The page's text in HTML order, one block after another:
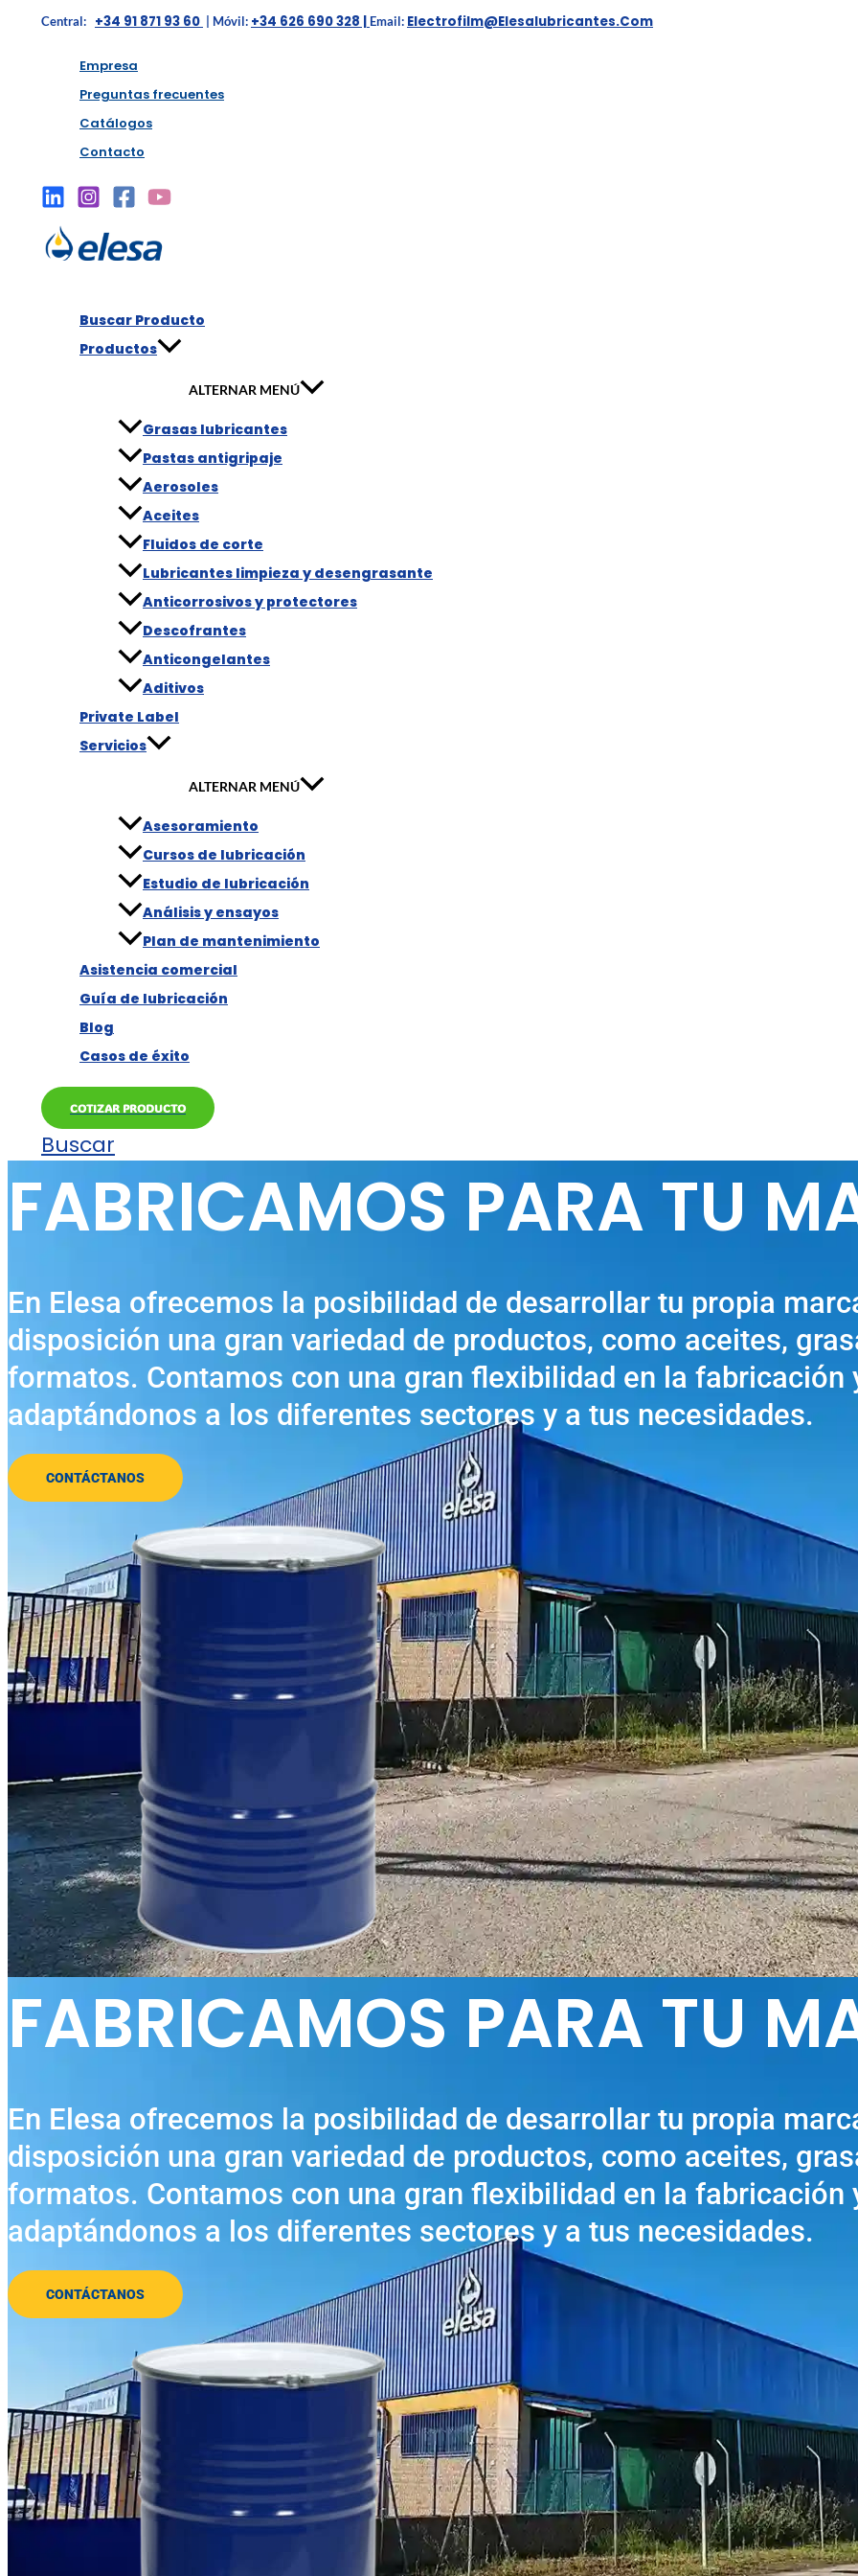
Central: +34 91 871 93 60 | Móvil: +34 626 690 328 | Email: Electrofilm@elesalubricantes.com
Empresa
Preguntas frecuentes
Catálogos
Contacto
Buscar Producto
Productos
ALTERNAR MENÚ
Grasas lubricantes
Pastas antigripaje
Aerosoles
Aceites
Fluidos de corte
Lubricantes limpieza y desengrasante
Anticorrosivos y protectores
Descofrantes
Anticongelantes
Aditivos
Private Label
Servicios
ALTERNAR MENÚ
Asesoramiento
Cursos de lubricación
Estudio de lubricación
Análisis y ensayos
Plan de mantenimiento
Asistencia comercial
Guía de lubricación
Blog
Casos de éxito
COTIZAR PRODUCTO
Buscar
FABRICAMOS PARA TU
En Elesa ofrecemos la posibilidad de desarrollar tu propia
disposición una gran variedad de productos, como aceites,
formatos. Contamos con una gran flexibilidad en la fabricación
adaptándonos a los diferentes sectores y a tus necesidades.
CONTÁCTANOS
FABRICAMOS PARA TU
En Elesa ofrecemos la posibilidad de desarrollar tu propia
disposición una gran variedad de productos, como aceites,
formatos. Contamos con una gran flexibilidad en la fabricación
adaptándonos a los diferentes sectores y a tus necesidades.
CONTÁCTANOS